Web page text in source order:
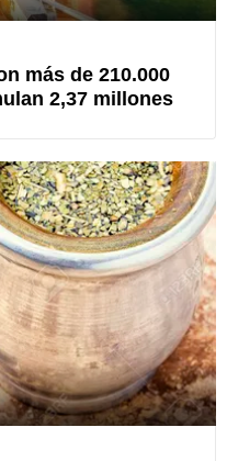
más de 210.000
2,37 millones